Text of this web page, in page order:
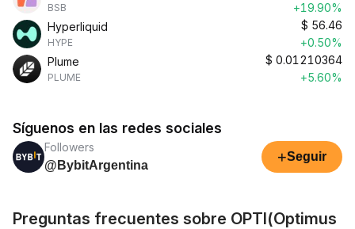
BSB
+19.90%
Hyperliquid
HYPE
$ 56.46
+0.50%
Plume
PLUME
$ 0.01210364
+5.60%
Síguenos en las redes sociales
Followers
@BybitArgentina
+Seguir
Preguntas frecuentes sobre OPTI(Optimus